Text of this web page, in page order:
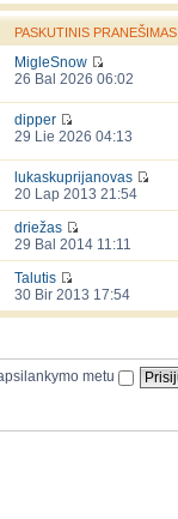
PASKUTINIS PRANEŠIMAS
MigleSnow
26 Bal 2026 06:02
dipper
29 Lie 2026 04:13
lukaskuprijanovas
20 Lap 2013 21:54
driežas
29 Bal 2014 11:11
Talutis
30 Bir 2013 17:54
metu